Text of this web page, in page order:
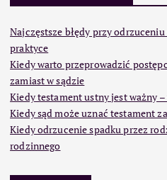
Najczęstsze błędy przy
praktyce
Kiedy warto przeprowadzić
zamiast w sądzie
Kiedy testament ustny jest ważny
Kiedy sąd może uznać testament
Kiedy odrzucenie spadku przez
rodzinnego